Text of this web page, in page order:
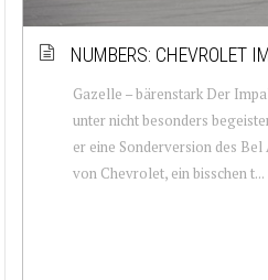
NUMBERS: CHEVROLET
Gazelle – bärenstark Der
unter nicht besonders
er eine Sonderversion des
von Chevrolet, ein bisschen t...